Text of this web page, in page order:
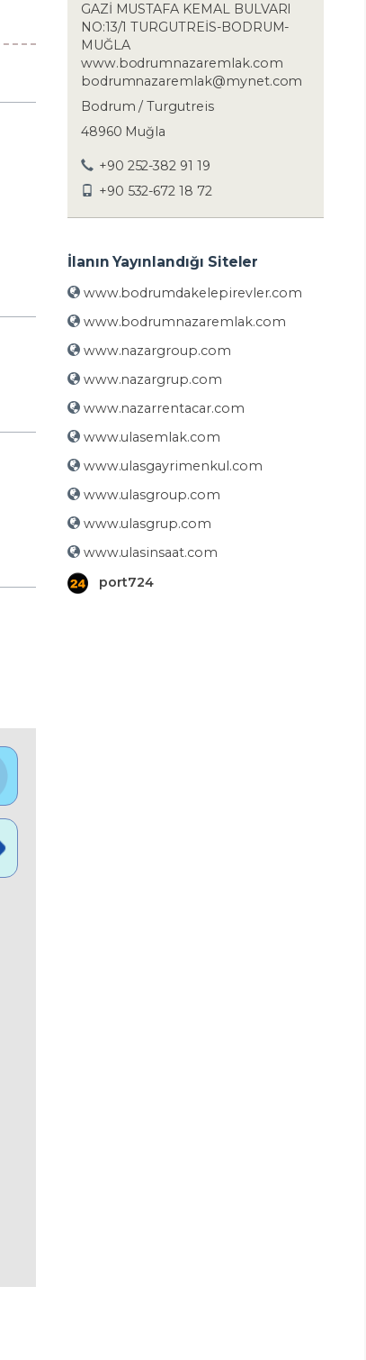
GAZİ MUSTAFA KEMAL BULVARI
NO:13/1 TURGUTREİS-BODRUM-
MUĞLA
www.bodrumnazaremlak.com
bodrumnazaremlak@mynet.com
Bodrum / Turgutreis
48960 Muğla
+90 252-382 91 19
+90 532-672 18 72
İlanın Yayınlandığı Siteler
www.bodrumdakelepirevler.com
www.bodrumnazaremlak.com
www.nazargroup.com
www.nazargrup.com
www.nazarrentacar.com
www.ulasemlak.com
www.ulasgayrimenkul.com
www.ulasgroup.com
www.ulasgrup.com
www.ulasinsaat.com
port724